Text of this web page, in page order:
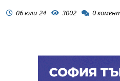
06 юли 24 3002 0